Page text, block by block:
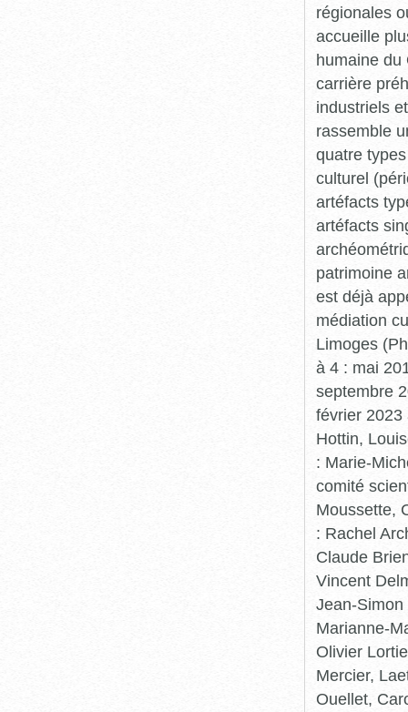
régionales
accueille
humaine du
carrière
industriels
rassemble
quatre
culturel
artéfacts
artéfacts
patrimoine
est déjà
médiation
Limoges
à 4 : mai
septembre
février 2023
Hottin,
: Marie-
comité
Moussette,
: Rachel
Claude
Vincent
Jean-
Marianne-
Olivier
Mercier,
Ouellet,